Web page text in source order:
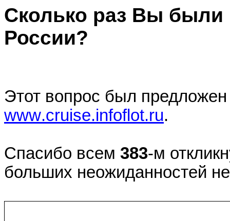
Сколько раз Вы были
России?
Этот вопрос был предложен
www.cruise.infoflot.ru.
Спасибо всем 383-м
больших неожиданностей